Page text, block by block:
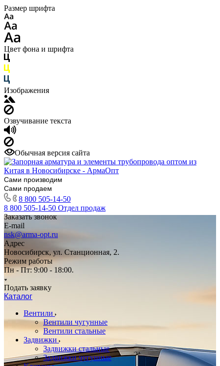
Размер шрифта
Цвет фона и шрифта
Изображения
Озвучивание текста
Обычная версия сайта
Сами производим
Сами продаем
8 800 505-14-50
8 800 505-14-50 Отдел продаж
Заказать звонок
E-mail
nsk@arma-opt.ru
Адрес
Новосибирск, ул. Станционная, 2.
Режим работы
Пн - Пт: 9:00 - 18:00.
Подать заявку
Каталог
Вентили
Вентили чугунные
Вентили стальные
Задвижки
Задвижки стальные
Задвижки чугунные